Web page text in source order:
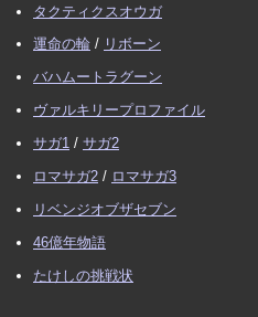
タクティクスオウガ
運命の輪 / リボーン
バハムートラグーン
ヴァルキリープロファイル
サガ1 / サガ2
ロマサガ2 / ロマサガ3
リベンジオブザセブン
46億年物語
たけしの挑戦状